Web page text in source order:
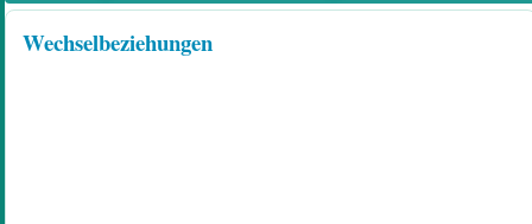
Wechselbeziehungen